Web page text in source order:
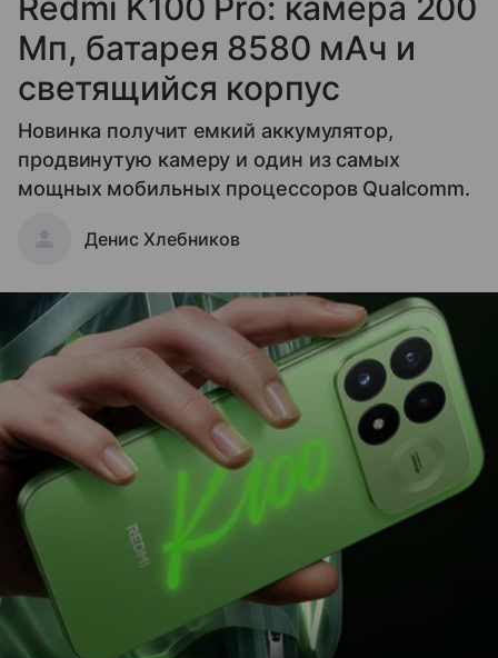
Мп, батарея 8580 мАч и
светящийся корпус
Новинка получит емкий аккумулятор,
продвинутую камеру и один из самых
мощных мобильных процессоров Qualcomm.
Денис Хлебников